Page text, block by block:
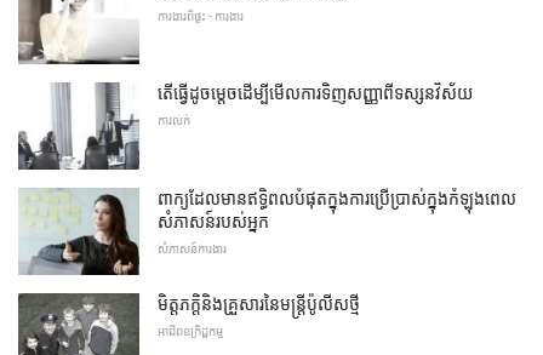
ការងារពីផ្ទះ - ការងារ
តើធ្វើដូចម្តេចដើម្បីមើលការទិញសញ្ញាពីទស្សនវិស័យ
ការលក់
ពាក្យដែលមានឥទ្ធិពលបំផុតក្នុងការប្រើប្រាស់ក្នុងកំឡុងពេល
សំភាសន៍របស់អ្នក
សំភាសន៍ការងារ
មិត្តភក្តិនិងគ្រួសារនៃមន្ត្រីប៉ូលីសថ្មី
អាជីពឧក្រិដ្ឋកម្ម